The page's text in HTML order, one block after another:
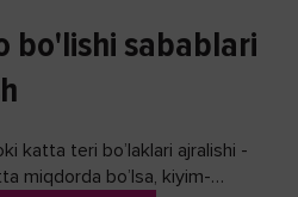
bo'lishi sabablari
katta teri bo’laklari ajralishi -
miqdorda bo’lsa, kiyim-